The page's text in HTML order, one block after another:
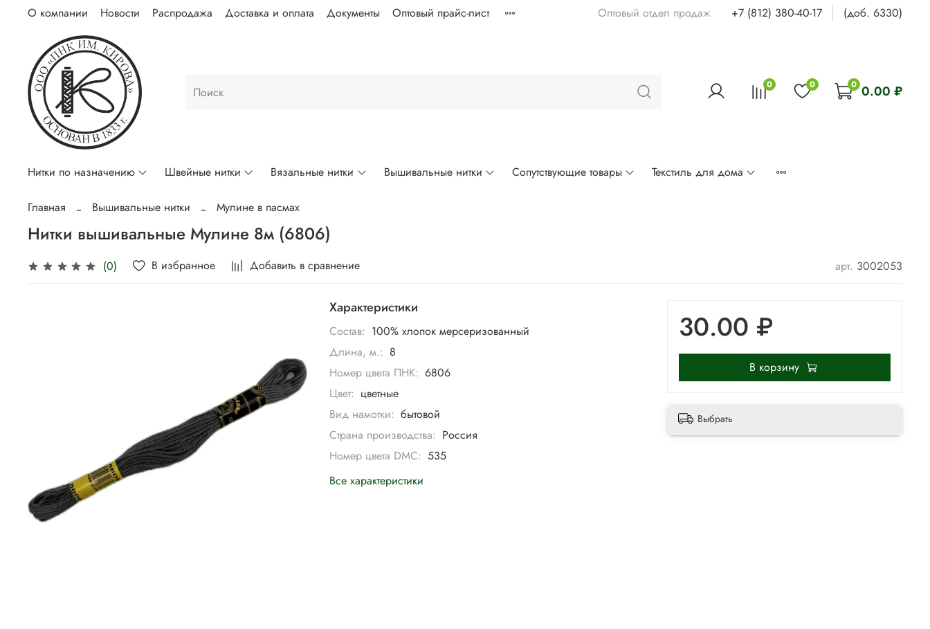
О компании Новости Распродажа Доставка и оплата Документы Оптовый прайс-лист Оптовый отдел продаж +7 (812) 380-40-17 (доб. 6330)
0 0 0 0.00 ₽
Нитки по назначению Швейные нитки Вязальные нитки Вышивальные нитки Сопутствующие товары Текстиль для дома
Главная Вышивальные нитки Мулине в пасмах
Нитки вышивальные Мулине 8м (6806)
(0) В избранное Добавить в сравнение арт. 3002053
Характеристики
Состав: 100% хлопок мерсеризованный
Длина, м.: 8
Номер цвета ПНК: 6806
Цвет: цветные
Вид намотки: бытовой
Страна производства: Россия
Номер цвета DMC: 535
Все характеристики
30.00 ₽
В корзину
Выбрать